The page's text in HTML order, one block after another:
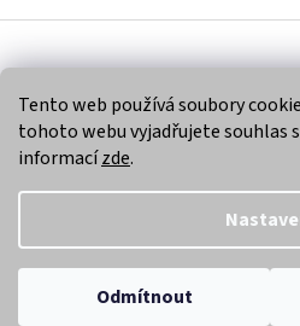
Tento web používá soubory
tohoto webu vyjadřujete souhlas
informacízde.
Odmítnout
Copyright 2026